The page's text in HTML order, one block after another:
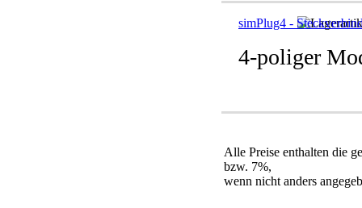
simPlug4 -
4-poliger
Alle Preise enthalten die
bzw. 7%,
wenn nicht anders